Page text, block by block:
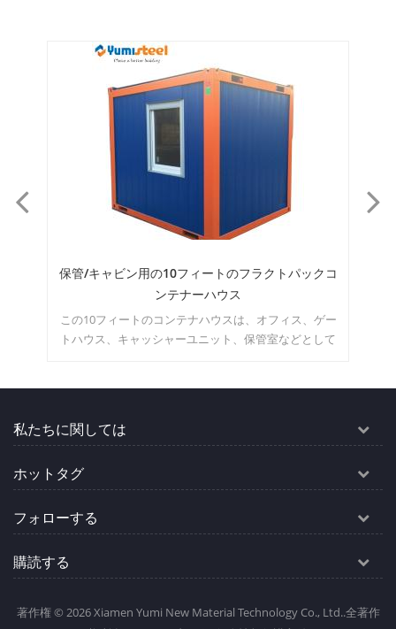
保管/キャビン用の10フィートのフラクトパックコ
ンテナーハウス
この10フィートのコンテナハウスは、オフィス、ゲー
トハウス、キャッシャーユニット、保管室などとして
私たちに関しては
ホットタグ
フォローする
購読する
著作権 © 2026 Xiamen Yumi New Material Technology Co., Ltd..全著作